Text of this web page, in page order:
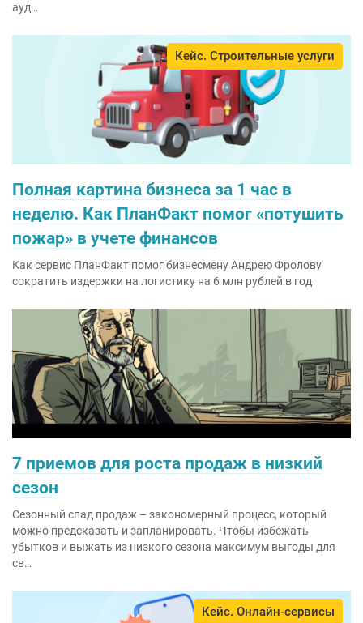
ауд…
Кейс. Строительные услуги
Полная картина бизнеса за 1 час в
неделю. Как ПланФакт помог «потушить
пожар» в учете финансов
Как сервис ПланФакт помог бизнесмену Андрею Фролову
сократить издержки на логистику на 6 млн рублей в год
7 приемов для роста продаж в низкий
сезон
Сезонный спад продаж – закономерный процесс, который
можно предсказать и запланировать. Чтобы избежать
убытков и выжать из низкого сезона максимум выгоды для
св…
Кейс. Онлайн-сервисы